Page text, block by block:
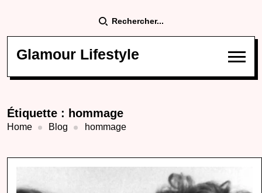
Rechercher...
Glamour Lifestyle
Étiquette : hommage
Home Blog hommage